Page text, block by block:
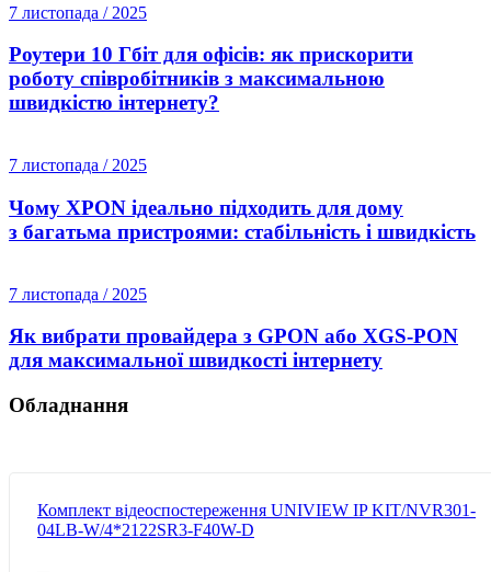
7 листопада / 2025
Роутери 10 Гбіт для офісів: як прискорити
роботу співробітників з максимальною
швидкістю інтернету?
7 листопада / 2025
Чому XPON ідеально підходить для дому
з багатьма пристроями: стабільність і швидкість
7 листопада / 2025
Як вибрати провайдера з GPON або XGS-PON
для максимальної швидкості інтернету
Обладнання
Комплект відеоспостереження UNIVIEW IP KIT/NVR301-
04LB-W/4*2122SR3-F40W-D